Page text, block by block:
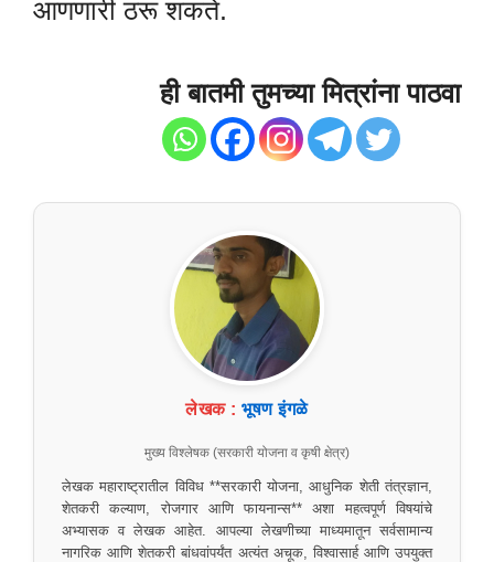
आणणारी ठरू शकते.
ही बातमी तुमच्या मित्रांना पाठवा
लेखक : भूषण इंगळे
मुख्य विश्लेषक (सरकारी योजना व कृषी क्षेत्र)
लेखक महाराष्ट्रातील विविध **सरकारी योजना, आधुनिक शेती तंत्रज्ञान,
शेतकरी कल्याण, रोजगार आणि फायनान्स** अशा महत्वपूर्ण विषयांचे
अभ्यासक व लेखक आहेत. आपल्या लेखणीच्या माध्यमातून सर्वसामान्य
नागरिक आणि शेतकरी बांधवांपर्यंत अत्यंत अचूक, विश्वासार्ह आणि उपयुक्त